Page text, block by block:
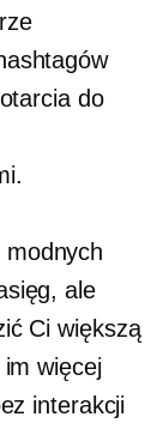
do
ale
Ci większą
więcej
interakcji